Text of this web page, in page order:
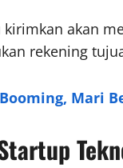
kirimkan akan
rekening
Mari